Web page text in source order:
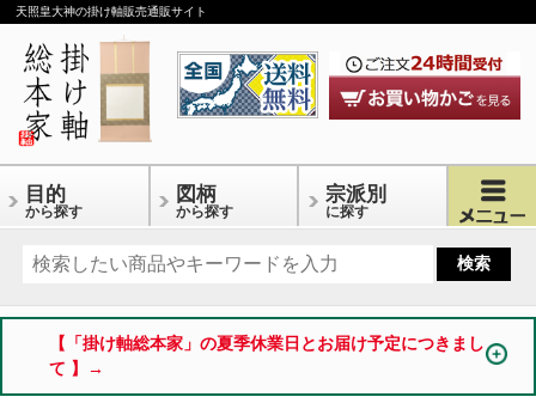
天照皇大神の掛け軸販売通販サイト
目的
から探す
図柄
から探す
宗派別
に探す
【「掛け軸総本家」の夏季休業日とお届け予定につきまし
て 】→